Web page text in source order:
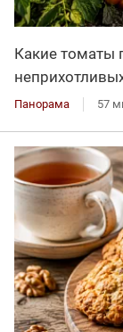
Какие томаты
Панорама 57